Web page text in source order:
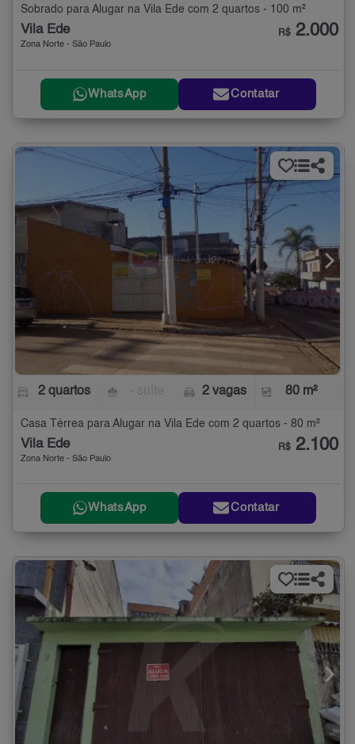
Sobrado para Alugar na Vila Ede com 2 quartos - 100 m²
Vila Ede
Zona Norte - São Paulo
R$ 2.000
WhatsApp Contatar
2 quartos 2 vagas 80 m²
Casa Térrea para Alugar na Vila Ede com 2 quartos - 80 m²
Vila Ede
Zona Norte - São Paulo
R$ 2.100
WhatsApp Contatar